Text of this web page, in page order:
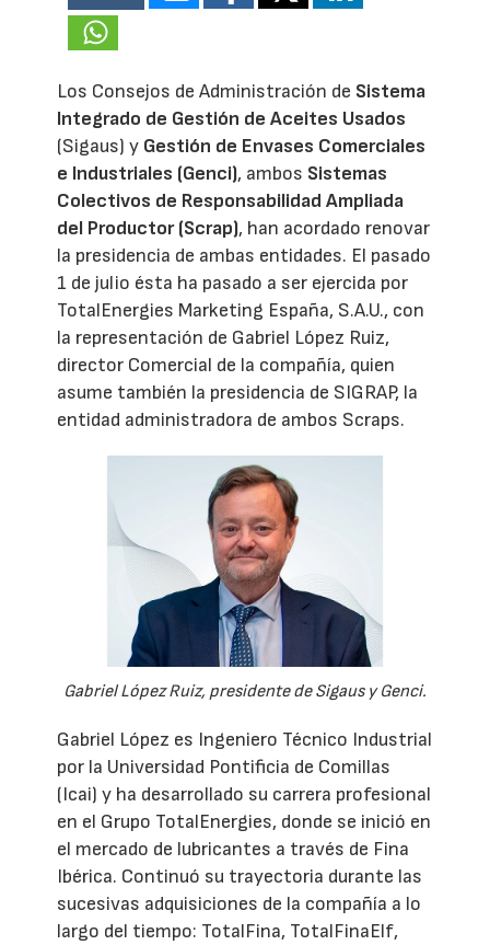
Los Consejos de Administración de Sistema
Integrado de Gestión de Aceites Usados
(Sigaus) y Gestión de Envases Comerciales
e Industriales (Genci), ambos Sistemas
Colectivos de Responsabilidad Ampliada
del Productor (Scrap), han acordado renovar
la presidencia de ambas entidades. El pasado
1 de julio ésta ha pasado a ser ejercida por
TotalEnergies Marketing España, S.A.U., con
la representación de Gabriel López Ruiz,
director Comercial de la compañía, quien
asume también la presidencia de SIGRAP, la
entidad administradora de ambos Scraps.
Gabriel López Ruiz, presidente de Sigaus y Genci.
Gabriel López es Ingeniero Técnico Industrial
por la Universidad Pontificia de Comillas
(Icai) y ha desarrollado su carrera profesional
en el Grupo TotalEnergies, donde se inició en
el mercado de lubricantes a través de Fina
Ibérica. Continuó su trayectoria durante las
sucesivas adquisiciones de la compañía a lo
largo del tiempo: TotalFina, TotalFinaElf,